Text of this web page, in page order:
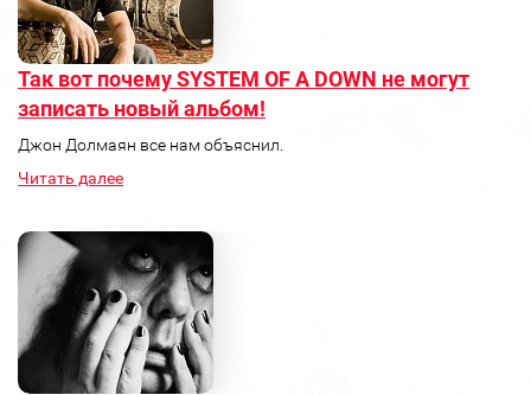
Так вот почему SYSTEM OF A DOWN не могут
записать новый альбом!
Джон Долмаян все нам объяснил.
Читать далее